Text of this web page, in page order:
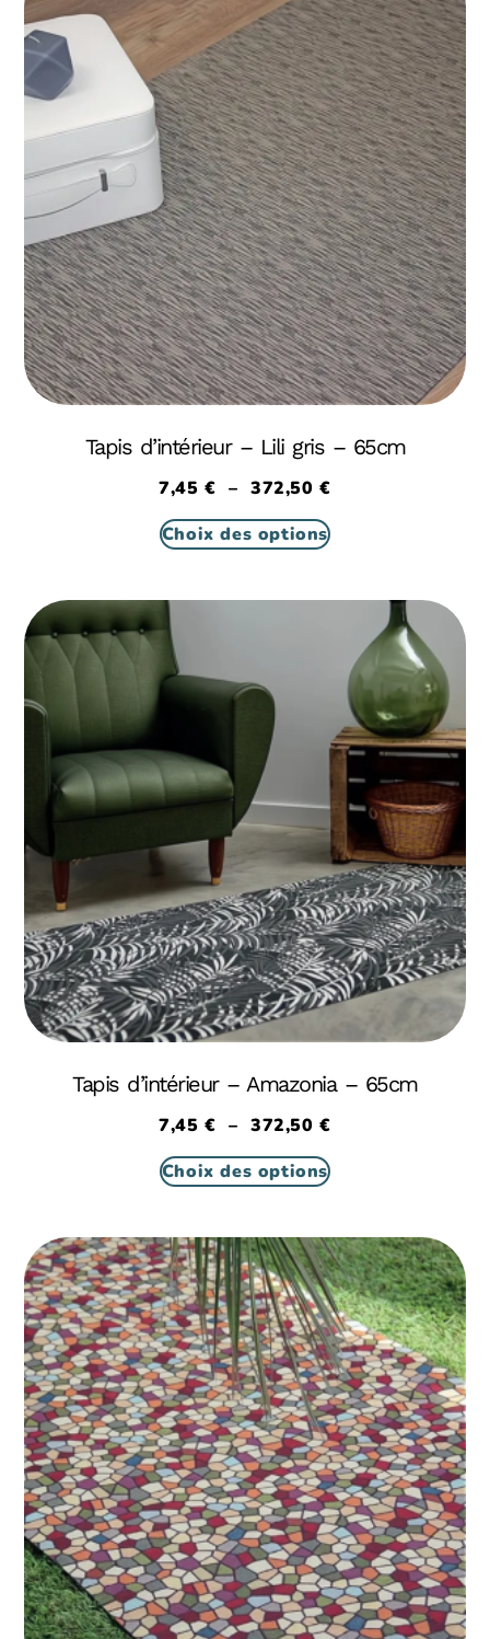
Tapis d’intérieur – Lili gris – 65cm
7,45€ – 372,50€
Choix des options
Tapis d’intérieur – Amazonia – 65cm
7,45€ – 372,50€
Choix des options